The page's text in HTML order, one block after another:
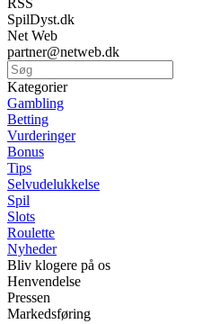
RSS
SpilDyst.dk
Net Web
partner@netweb.dk
Kategorier
Gambling
Betting
Vurderinger
Bonus
Tips
Selvudelukkelse
Spil
Slots
Roulette
Nyheder
Bliv klogere på os
Henvendelse
Pressen
Markedsføring